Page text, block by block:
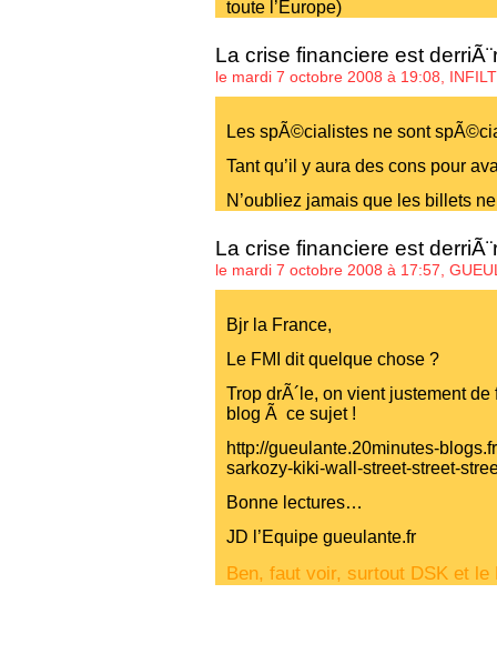
toute l’Europe)
La crise financiere est
le mardi 7 octobre 2008 à 19:08,
Les spÃ©cialistes ne sont
Tant qu’il y aura des cons pour
N’oubliez jamais que les billets
La crise financiere est
le mardi 7 octobre 2008 à 17:57,
Bjr la France,
Le FMI dit quelque chose ?
Trop drÃ´le, on vient justement
blog Ã ce sujet !
http://gueulante.20minutes-
sarkozy-kiki-wall-street-street-
Bonne lectures…
JD l’Equipe gueulante.fr
Ben, faut voir, surtout DSK et le